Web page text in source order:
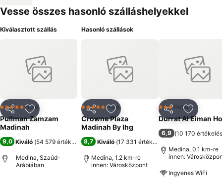
Vesse összes hasonló szálláshelyekkel
Kiválasztott szállás
MegosztásHozzáadás a kedvencekhez
5 KategóriaHotel
Pullman Zamzam
Madinah
9,0 Kiváló (54 579 értékelés )
Medina, Szaúd-
Arábiában
Hasonló szállások
MegosztásHozzáadás a kedvencekhez
5 KategóriaHotel
Crowne Plaza
Madinah By Ihg
8,7 Kiváló (17 331 értékelés
Medina, 1.2 km-re
innen: Városközpont
Megosztás
3 Kategória
Hotel
Durrat Al Eiman
6,9 (10 170 értékelés
Medina, 0.1 km-re
innen:
Ingyenes WiFi